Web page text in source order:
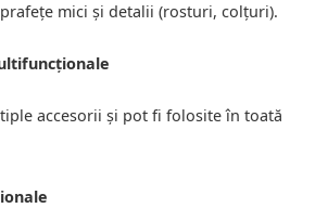
mici și detalii (rosturi, colțuri).
accesorii și pot fi folosite în toată